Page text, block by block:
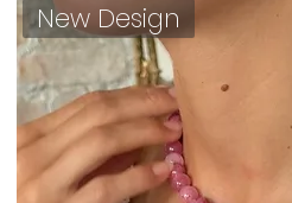
New Design